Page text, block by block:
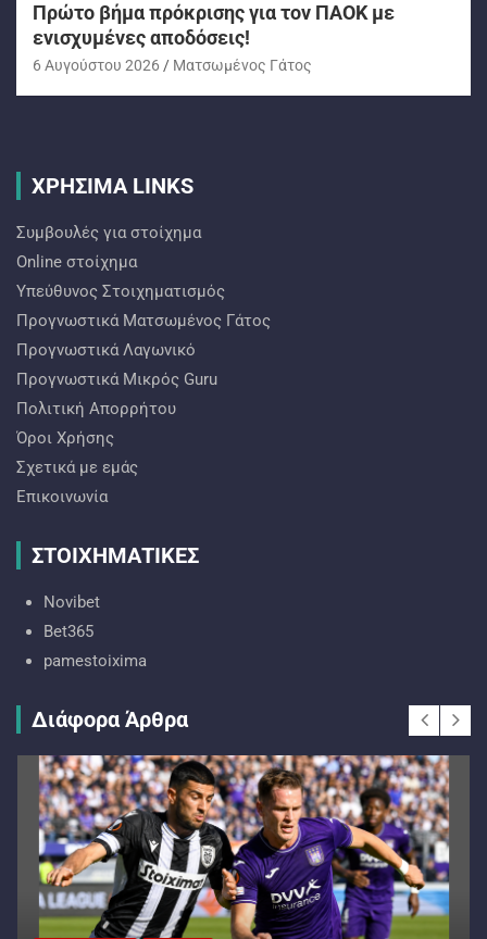
Πρώτο βήμα πρόκρισης για τον ΠΑΟΚ με
ενισχυμένες αποδόσεις!
6 Αυγούστου 2026 Ματσωμένος Γάτος
ΧΡΗΣΙΜΑ LINKS
Συμβουλές για στοίχημα
Online στοίχημα
Υπεύθυνος Στοιχηματισμός
Προγνωστικά Ματσωμένος Γάτος
Προγνωστικά Λαγωνικό
Προγνωστικά Mικρός Guru
Πολιτική Απορρήτου
Όροι Χρήσης
Σχετικά με εμάς
Επικοινωνία
ΣΤΟΙΧΗΜΑΤΙΚΕΣ
Novibet
Bet365
pamestoixima
Διάφορα Άρθρα